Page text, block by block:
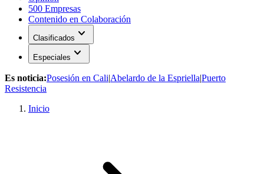
500 Empresas
Contenido en Colaboración
Clasificados expand_more
Especiales expand_more
Es noticia:Posesión en Cali|Abelardo de la Espriella|Puerto
Resistencia
Inicio